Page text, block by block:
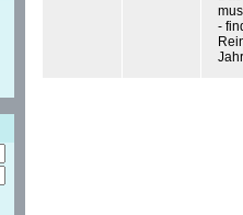
-